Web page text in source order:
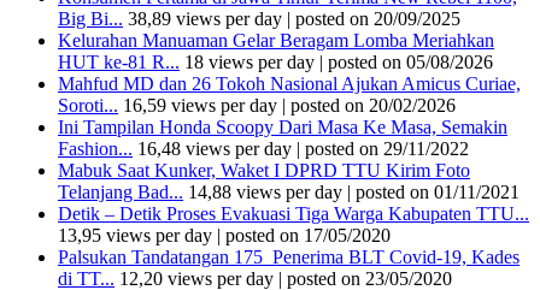
Big Bi... 38,89 views per day | posted on 20/09/2025
Kelurahan Manuaman Gelar Beragam Lomba Meriahkan
HUT ke-81 R... 18 views per day | posted on 05/08/2026
Mahfud MD dan 26 Tokoh Nasional Ajukan Amicus Curiae,
Soroti... 16,59 views per day | posted on 20/02/2026
Ini Tampilan Honda Scoopy Dari Masa Ke Masa, Semakin
Fashion... 16,48 views per day | posted on 29/11/2022
Mabuk Saat Kunker, Waket I DPRD TTU Kirim Foto
Telanjang Bad... 14,88 views per day | posted on 01/11/2021
Detik – Detik Proses Evakuasi Tiga Warga Kabupaten TTU...
13,95 views per day | posted on 17/05/2020
Palsukan Tandatangan 175 Penerima BLT Covid-19, Kades
di TT... 12,20 views per day | posted on 23/05/2020